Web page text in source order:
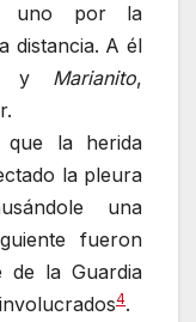
uno por la
distancia. A él
y Marianito,
que la herida
la pleura
una
fueron
de la Guardia
4.